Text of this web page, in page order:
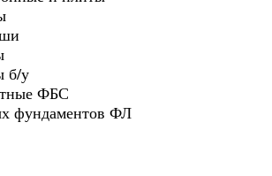
б/у
ФБС
фундаментов ФЛ